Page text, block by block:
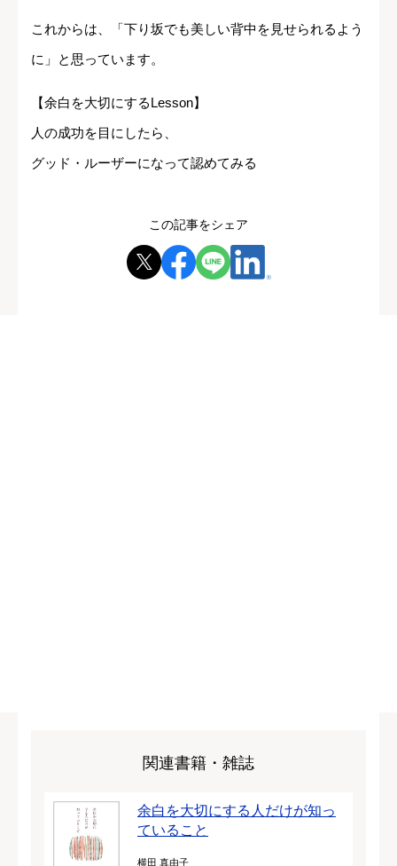
これからは、「下り坂でも美しい背中を見せられるよう
に」と思っています。
【余白を大切にするLesson】
人の成功を目にしたら、
グッド・ルーザーになって認めてみる
この記事をシェア
関連書籍・雑誌
余白を大切にする人だけが知っ
ていること
横田 真由子